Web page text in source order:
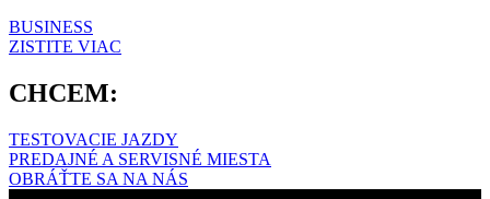
BUSINESS
ZISTITE VIAC
CHCEM:
TESTOVACIE JAZDY
PREDAJNÉ A SERVISNÉ MIESTA
OBRÁŤTE SA NA NÁS